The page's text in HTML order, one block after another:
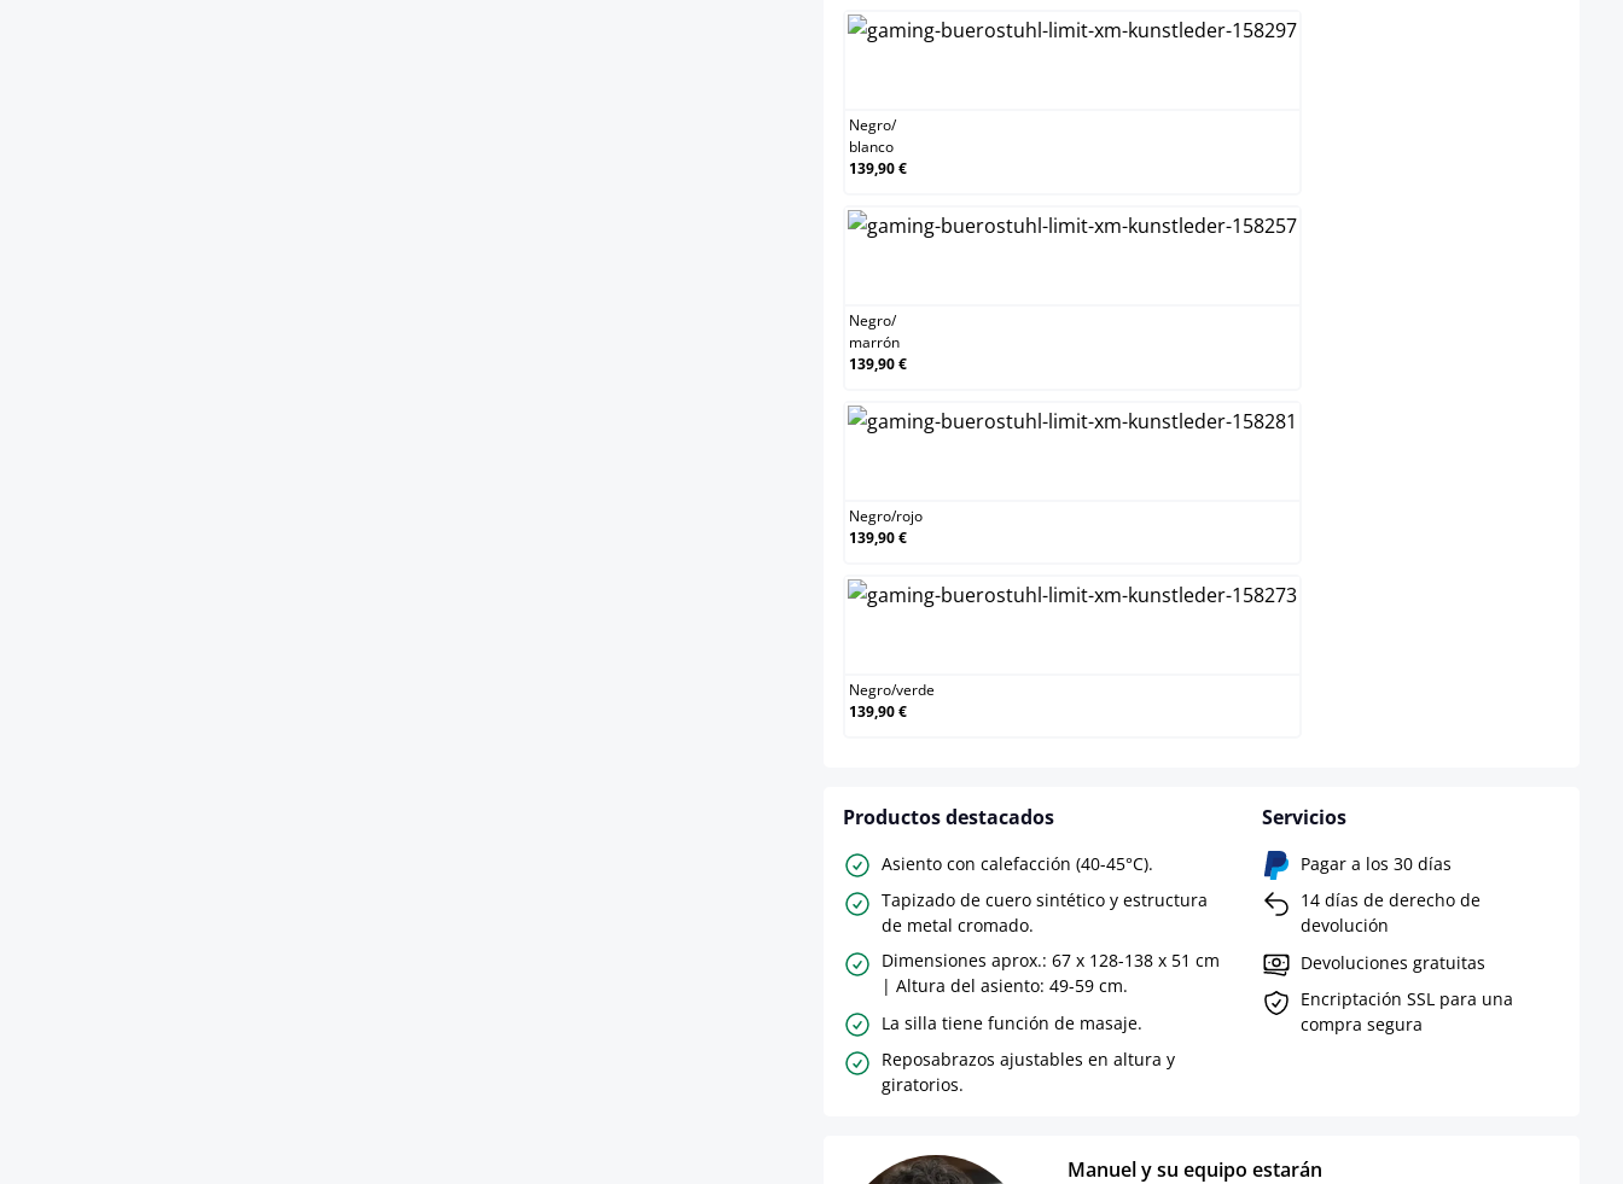
Negro/
blanco
139,90 €
Negro/
marrón
139,90 €
Negro/rojo
139,90 €
Negro/verde
139,90 €
Productos destacados
Asiento con calefacción (40-45°C).
Tapizado de cuero sintético y estructura
de metal cromado.
Dimensiones aprox.: 67 x 128-138 x 51 cm
| Altura del asiento: 49-59 cm.
La silla tiene función de masaje.
Reposabrazos ajustables en altura y
giratorios.
Servicios
Pagar a los 30 días
14 días de derecho de
devolución
Devoluciones gratuitas
Encriptación SSL para una
compra segura
Manuel y su equipo estarán